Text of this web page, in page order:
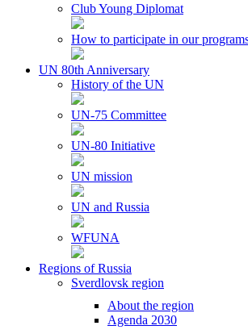
Club Young Diplomat
How to participate in our
UN 80th Anniversary
History of the UN
UN-75 Committee
UN-80 Initiative
UN mission
UN and Russia
WFUNA
Regions of Russia
Sverdlovsk region
About the region
Agenda 2030